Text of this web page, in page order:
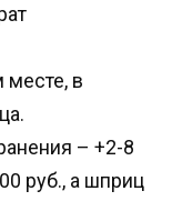
месте, в
– +2-8
руб., а шприц